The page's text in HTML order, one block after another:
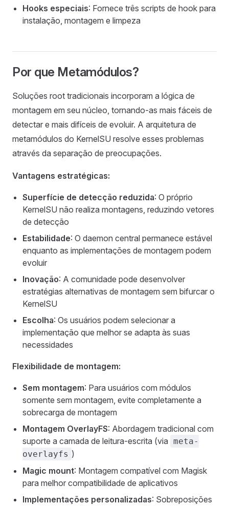
Hooks especiais: Fornece três scripts de hook para
instalação, montagem e limpeza
Por que Metamódulos?
Soluções root tradicionais incorporam a lógica de
montagem em seu núcleo, tornando-as mais fáceis de
detectar e mais difíceis de evoluir. A arquitetura de
metamódulos do KernelSU resolve esses problemas
através da separação de preocupações.
Vantagens estratégicas:
Superfície de detecção reduzida: O próprio
KernelSU não realiza montagens, reduzindo vetores
de detecção
Estabilidade: O daemon central permanece estável
enquanto as implementações de montagem podem
evoluir
Inovação: A comunidade pode desenvolver
estratégias alternativas de montagem sem bifurcar o
KernelSU
Escolha: Os usuários podem selecionar a
implementação que melhor se adapta às suas
necessidades
Flexibilidade de montagem:
Sem montagem: Para usuários com módulos
somente sem montagem, evite completamente a
sobrecarga de montagem
Montagem OverlayFS: Abordagem tradicional com
suporte a camada de leitura-escrita (via meta-
overlayfs )
Magic mount: Montagem compatível com Magisk
para melhor compatibilidade de aplicativos
Implementações personalizadas: Sobreposições